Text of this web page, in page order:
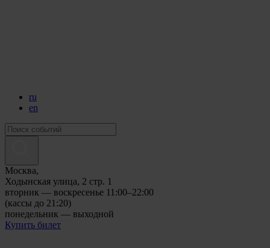
ru
en
Москва,
Ходынская улица, 2 стр. 1
вторник — воскресенье 11:00–22:00
(кассы до 21:20)
понедельник — выходной
Купить билет